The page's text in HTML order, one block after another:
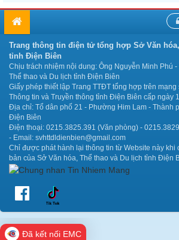
Trang thông tin điện tử tổng hợp Sở Văn
tỉnh Điện Biên
Chịu trách nhiệm nội dung: Ông Nguyễn Minh Phú
Thể thao và Du lịch tỉnh Điện Biên
Giấy phép thiết lập Trang TTĐT tổng hợp trên mạng
Thông tin và Truyền thông tỉnh Điện Biên cấp ngày
Địa chỉ: Tổ dân phố 21 - Phường Him Lam - Thành
Điện Biên
Điện thoại: 0215.3825.391 (Văn phòng) -
- Email: svhttdldienbien@gmail.com
Chỉ được phát hành lại thông tin từ Website này khi
bản của Sở Văn hóa, Thể thao và Du lịch tỉnh Điện
Đã kết nối EMC